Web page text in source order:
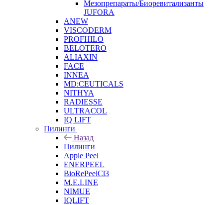
Мезопрепараты/Биоревитализанты
JUFORA
ANEW
VISCODERM
PROFHILO
BELOTERO
ALIAXIN
FACE
INNEA
MD:CEUTICALS
NITHYA
RADIESSE
ULTRACOL
IQ LIFT
Пилинги
Назад
Пилинги
Apple Peel
ENERPEEL
BioRePeelCl3
M.E.LINE
NIMUE
IQLIFT